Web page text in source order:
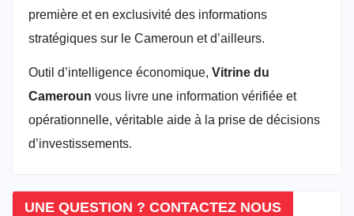
première et en exclusivité des informations
stratégiques sur le Cameroun et d’ailleurs.
Outil d’intelligence économique, Vitrine du
Cameroun vous livre une information vérifiée et
opérationnelle, véritable aide à la prise de décisions
d’investissements.
UNE QUESTION ? CONTACTEZ NOUS